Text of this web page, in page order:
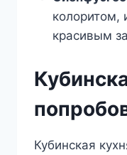
колоритом,
красивым
Кубинская